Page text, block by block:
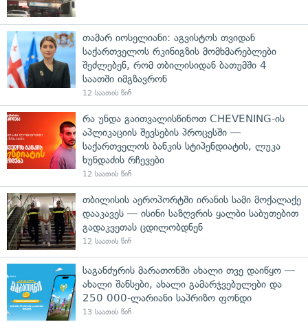
თამარ იოსელიანი: აგვისტოს თვიდან
საქართველოს რკინიგზის მომხმარებლები
შეძლებენ, რომ თბილისიდან ბათუმში 4
საათში იმგზავრონ
12 საათის წინ
რა უნდა გაითვალისწინოთ CHEVENING-ის
აპლიკაციის შევსების პროცესში —
საქართველოს ბანკის სტიპენდიატის, ლუკა
ხუნდაძის რჩევები
12 საათის წინ
თბილისის აეროპორტში ირანის სამი მოქალაქე
დააკავეს — ისინი საზღვრის ყალბი საბუთებით
გადაკვეთას ცდილობდნენ
12 საათის წინ
საგანძურის მარათონში ახალი თვე დაიწყო —
ახალი შანსები, ახალი გამარჯვებულები და
250 000-ლარიანი საპრიზო ფონდი
13 საათის წინ